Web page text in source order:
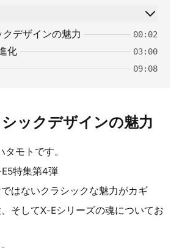
デザインの魅力 00:02
化 03:00
09:08
ックデザインの魅力
タモトです。
特集第4弾
はないクラシックな魅力がカギ
そしてX-Eシリーズの魂についてお